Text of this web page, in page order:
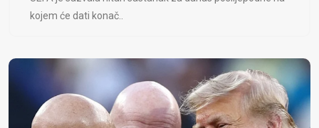
kojem će dati konač..